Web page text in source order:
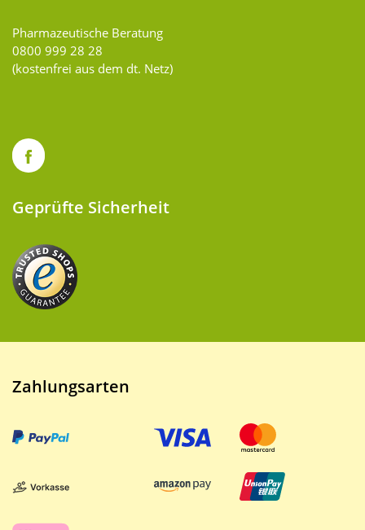
Pharmazeutische Beratung
0800 999 28 28
(kostenfrei aus dem dt. Netz)
Geprüfte Sicherheit
Zahlungsarten